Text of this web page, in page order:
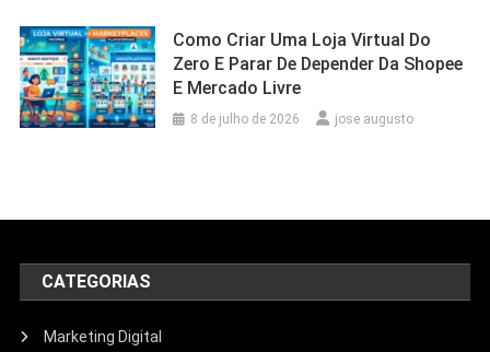
Como Criar Uma Loja Virtual Do
Zero E Parar De Depender Da Shopee
E Mercado Livre
8 de julho de 2026 jose augusto
CATEGORIAS
Marketing Digital